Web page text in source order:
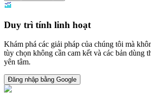
Duy trì tính linh hoạt
Khám phá các giải pháp của chúng tôi mà
tùy chọn không cần cam kết và các bản dùng
yên tâm.
Đăng nhập bằng Google